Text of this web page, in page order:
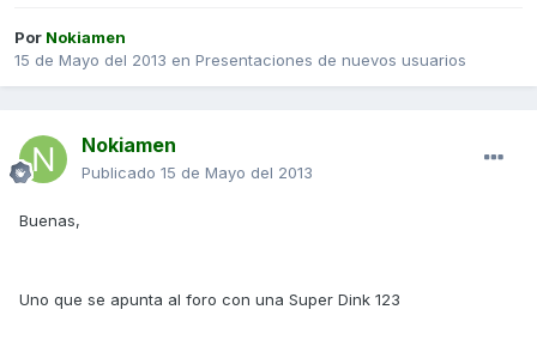
Por Nokiamen
15 de Mayo del 2013 en Presentaciones de nuevos usuarios
Nokiamen
Publicado 15 de Mayo del 2013
Buenas,
Uno que se apunta al foro con una Super Dink 123